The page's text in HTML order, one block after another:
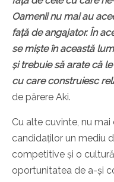
Oamenii nu mai au
față de angajator. În
se miște în această
și trebuie să arate că
cu care construiesc
de părere Aki.
Cu alte cuvinte, nu mai
candidaților un mediu
competitive și o
oportunitatea de a-și